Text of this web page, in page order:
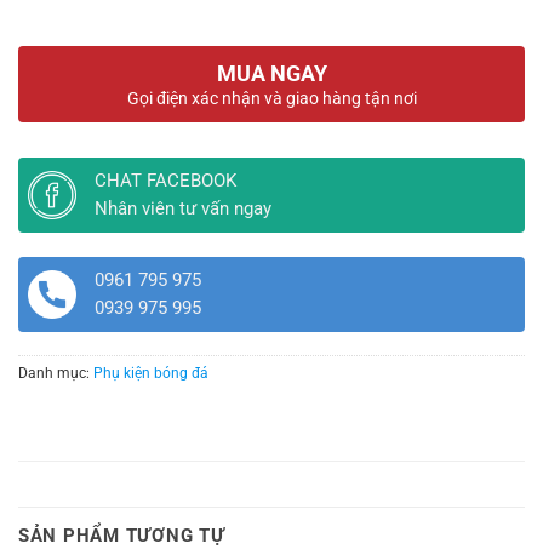
MUA NGAY
Gọi điện xác nhận và giao hàng tận nơi
CHAT FACEBOOK
Nhân viên tư vấn ngay
0961 795 975
0939 975 995
Danh mục: Phụ kiện bóng đá
SẢN PHẨM TƯƠNG TỰ